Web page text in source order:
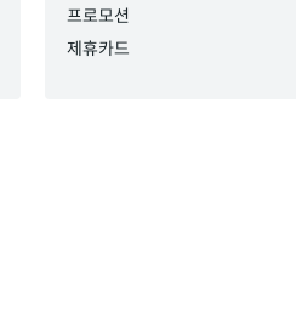
프로모션
제휴카드